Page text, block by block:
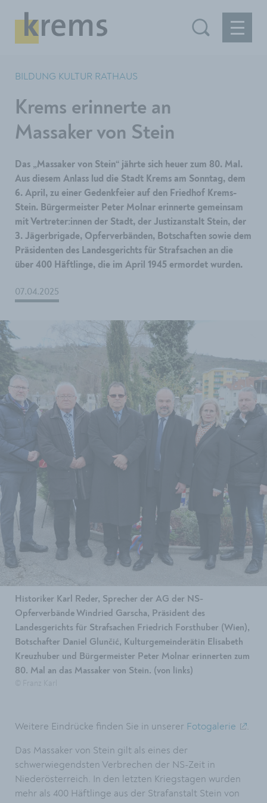
BILDUNG KULTUR RATHAUS
Krems erinnerte an
Massaker von Stein
Das „Massaker von Stein“ jährte sich heuer zum 80. Mal.
Aus diesem Anlass lud die Stadt Krems am Sonntag, dem
6. April, zu einer Gedenkfeier auf den Friedhof Krems-
Stein. Bürgermeister Peter Molnar erinnerte gemeinsam
mit Vertreter:innen der Stadt, der Justizanstalt Stein, der
3. Jägerbrigade, Opferverbänden, Botschaften sowie dem
Präsidenten des Landesgerichts für Strafsachen an die
über 400 Häftlinge, die im April 1945 ermordet wurden.
07.04.2025
Historiker Karl Reder, Sprecher der AG der NS-
Opferverbände Windried Garscha, Präsident des
Landesgerichts für Strafsachen Friedrich Forsthuber (Wien),
Botschafter Daniel Glunčić, Kulturgemeinderätin Elisabeth
Kreuzhuber und Bürgermeister Peter Molnar erinnerten zum
80. Mal an das Massaker von Stein. (von links)
Weitere Eindrücke finden Sie in unserer Fotogalerie
.
Das Massaker von Stein gilt als eines der
schwerwiegendsten Verbrechen der NS-Zeit in
Niederösterreich. In den letzten Kriegstagen wurden
mehr als 400 Häftlinge aus der Strafanstalt Stein von